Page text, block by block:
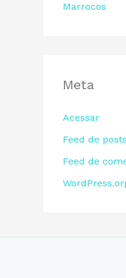
Marrocos
Meta
Acessar
Feed de posts
Feed de